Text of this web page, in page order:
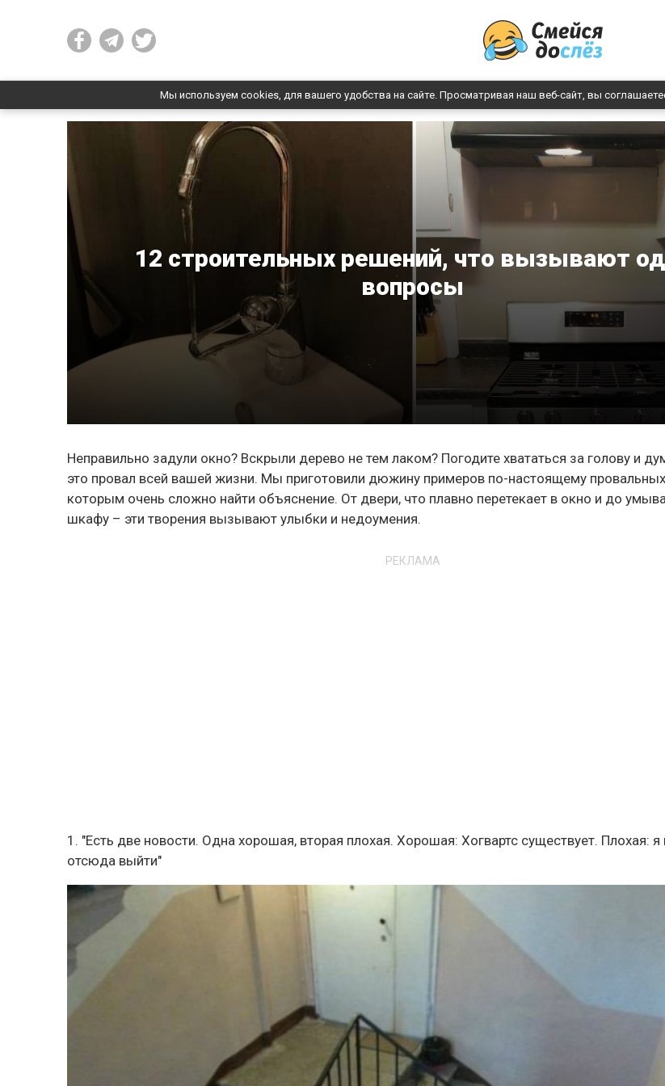
Мы используем cookies, для вашего удобства на сайте. Просматривая наш веб-сайт, вы
12 строительных решений, что вызывают
вопросы
Неправильно задули окно? Вскрыли дерево не тем лаком? Погодите хвататься за голову и
это провал всей вашей жизни. Мы приготовили дюжину примеров по-настоящему
которым очень сложно найти объяснение. От двери, что плавно перетекает в окно и до
шкафу – эти творения вызывают улыбки и недоумения.
РЕКЛАМА
1. "Есть две новости. Одна хорошая, вторая плохая. Хорошая: Хогвартс существует. Плохая: я
отсюда выйти"